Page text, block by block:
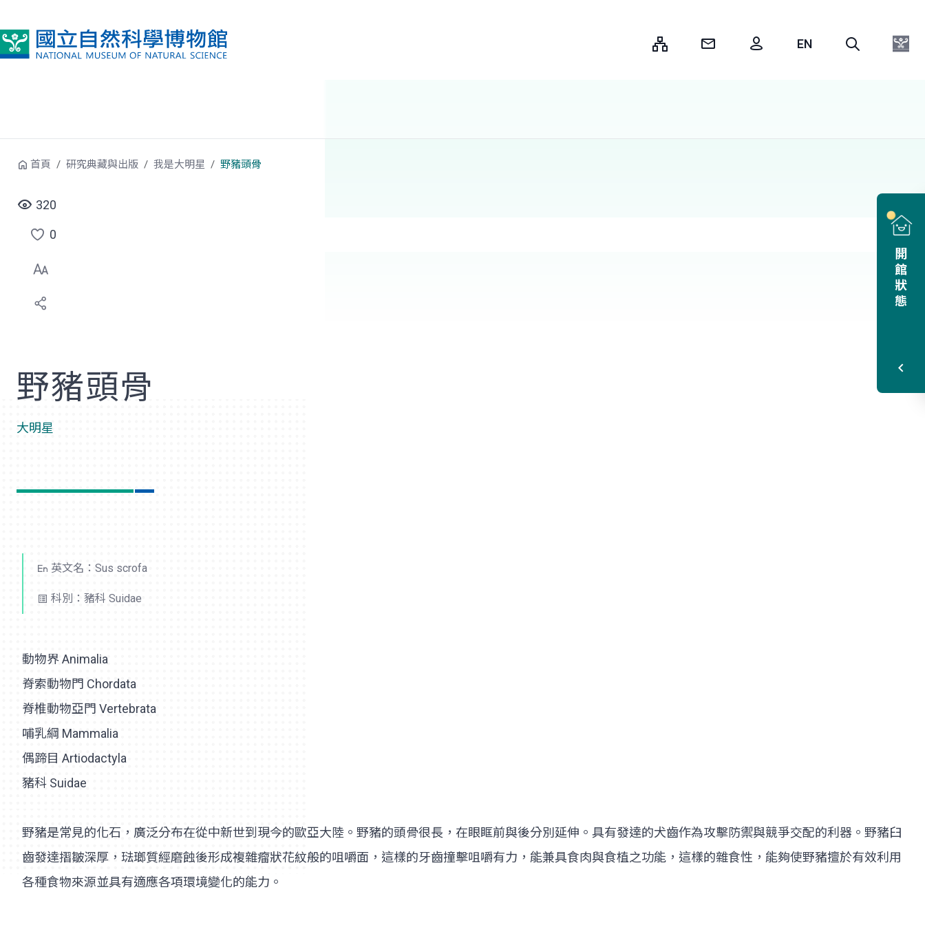
開館狀態
首頁 研究典藏與出版 我是大明星 野豬頭骨
320
點
選
喜
0
野豬頭骨
大明星
英文名：Sus scrofa
科別：豬科 Suidae
動物界 Animalia
脊索動物門 Chordata
脊椎動物亞門 Vertebrata
哺乳綱 Mammalia
偶蹄目 Artiodactyla
豬科 Suidae
野豬是常見的化石，廣泛分布在從中新世到現今的歐亞大陸。野豬的頭骨很長，在眼眶前與後分別延伸。具有發達的犬齒作為攻擊防禦與競爭交配的利器。野豬臼
齒發達摺皺深厚，琺瑯質經磨蝕後形成複雜瘤狀花紋般的咀嚼面，這樣的牙齒撞擊咀嚼有力，能兼具食肉與食植之功能，這樣的雜食性，能夠使野豬擅於有效利用
各種食物來源並具有適應各項環境變化的能力。